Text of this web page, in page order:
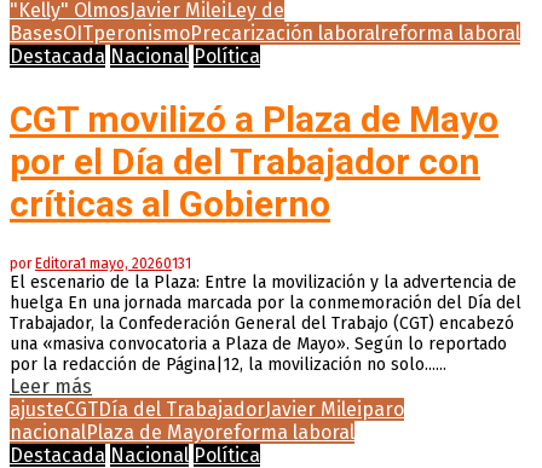
"Kelly" OlmosJavier MileiLey de
BasesOITperonismoPrecarización laboralreforma laboral
Destacada Nacional Política
CGT movilizó a Plaza de Mayo
por el Día del Trabajador con
críticas al Gobierno
porEditora1 mayo, 20260131
El escenario de la Plaza: Entre la movilización y la advertencia de
huelga En una jornada marcada por la conmemoración del Día del
Trabajador, la Confederación General del Trabajo (CGT) encabezó
una «masiva convocatoria a Plaza de Mayo». Según lo reportado
por la redacción de Página|12, la movilización no solo......
Leer más
ajusteCGTDía del TrabajadorJavier Mileiparo
nacionalPlaza de Mayoreforma laboral
Destacada Nacional Política